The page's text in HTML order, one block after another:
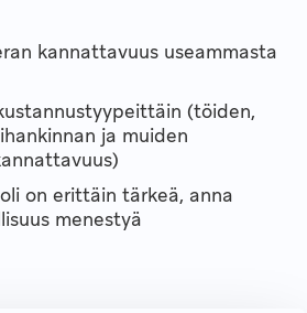
kannattavuus useammasta
(töiden,
ja muiden
on erittäin tärkeä, anna
menestyä